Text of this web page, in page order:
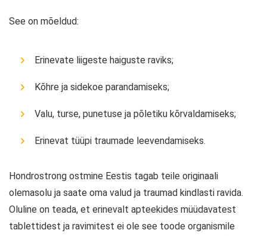
See on mõeldud:
Erinevate liigeste haiguste raviks;
Kõhre ja sidekoe parandamiseks;
Valu, turse, punetuse ja põletiku kõrvaldamiseks;
Erinevat tüüpi traumade leevendamiseks.
Hondrostrong ostmine Eestis tagab teile originaali
olemasolu ja saate oma valud ja traumad kindlasti ravida.
Oluline on teada, et erinevalt apteekides müüdavatest
tablettidest ja ravimitest ei ole see toode organismile